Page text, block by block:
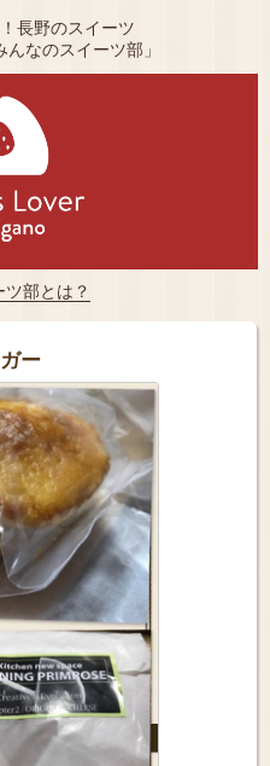
長野のスイーツ
なのスイーツ部」
部とは？
ー